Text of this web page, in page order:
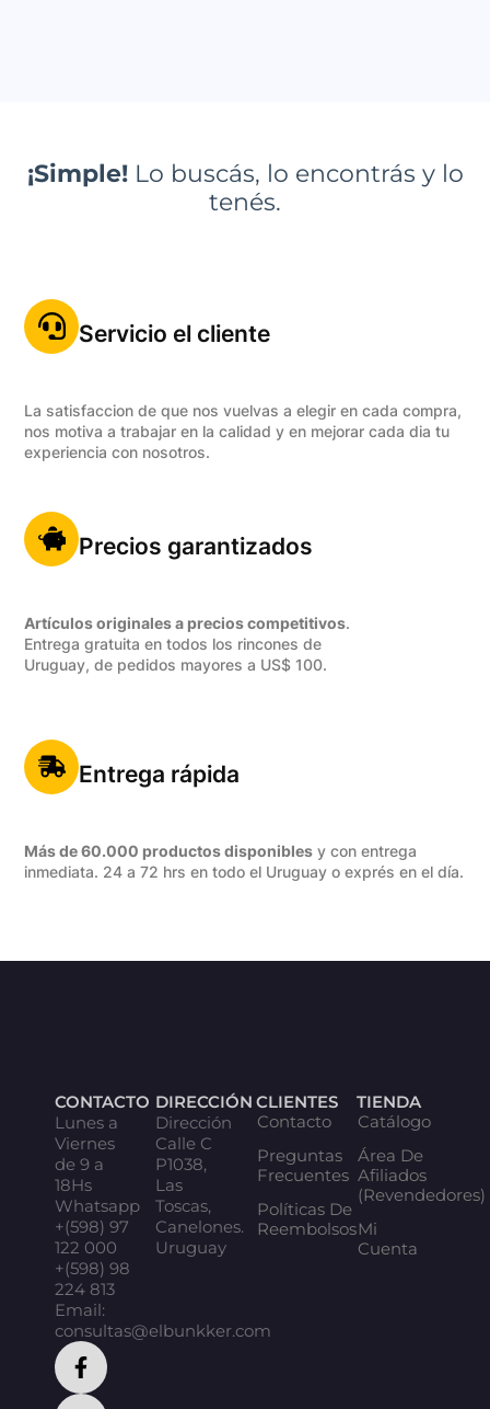
¡Simple!Lo buscás, lo encontrás y lo
tenés.
Servicio el cliente
La satisfaccion de que nos vuelvas a elegir en cada compra,
nos motiva a trabajar en la calidad y en mejorar cada dia tu
experiencia con nosotros.
Precios garantizados
Artículos originales a precios competitivos.
Entrega gratuita en todos los rincones de
Uruguay, de pedidos mayores a US$ 100.
Entrega rápida
Más de 60.000 productos disponibles y con entrega
inmediata. 24 a 72 hrs en todo el Uruguay o exprés en el día.
CONTACTO
Lunes a
Viernes
de 9 a
18Hs
Whatsapp
+(598) 97
122 000
+(598) 98
224 813
Email:
consultas@elbunkker.com
DIRECCIÓN
Dirección
Calle C
P1038,
Las
Toscas,
Canelones.
Uruguay
CLIENTES
Contacto
Preguntas
Frecuentes
Políticas De
Reembolsos
TIENDA
Catálogo
Área De
Afiliados
(Revendedores)
Mi
Cuenta